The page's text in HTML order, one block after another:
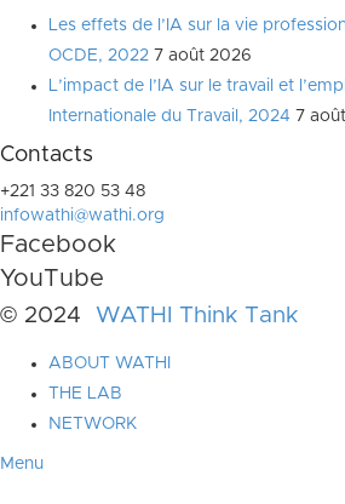
Les effets de l’IA sur la vie
OCDE, 2022 7 août 2026
L’impact de l’IA sur le travail et
Internationale du Travail, 2024 7
Contacts
+221 33 820 53 48
infowathi@wathi.org
Facebook
YouTube
© 2024 WATHI Think Tank
ABOUT WATHI
THE LAB
NETWORK
Menu